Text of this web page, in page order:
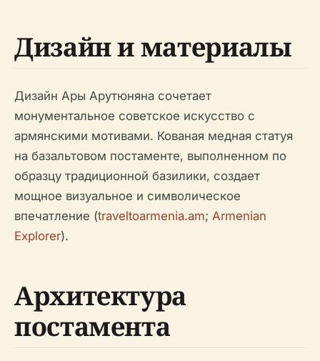
Дизайн и материалы
Дизайн Ары Арутюняна сочетает
монументальное советское искусство с
армянскими мотивами. Кованая медная статуя
на базальтовом постаменте, выполненном по
образцу традиционной базилики, создает
мощное визуальное и символическое
впечатление (traveltoarmenia.am; Armenian
Explorer).
Архитектура
постамента